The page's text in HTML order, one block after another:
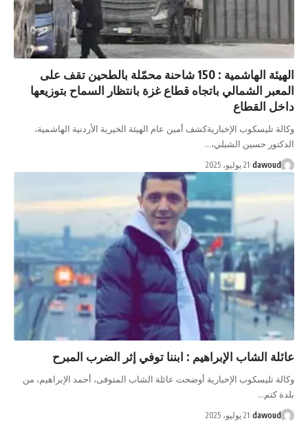
الهيئة الهاشمية : 150 شاحنة محمّلة بالطحين تقف على
الشمالي باتجاه قطاع غزة بانتظار السماح بتوزيعها
الإخباريةكشف أمين عام الهيئة الخيرية الأردنية الهاشمية،
حسين الشبلي،…
21 يوليو، 2025
الإبراهيم : ابننا توفي إثر الضرب المبرح
الإخبارية أوضحت عائلة الشاب المتوفى، أحمد الإبراهيم، من
21 يوليو، 2025